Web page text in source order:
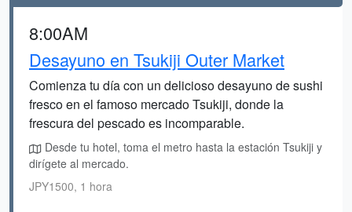
8:00AM
Desayuno en Tsukiji Outer Market
Comienza tu día con un delicioso desayuno de sushi
fresco en el famoso mercado Tsukiji, donde la
frescura del pescado es incomparable.
Desde tu hotel, toma el metro hasta la estación Tsukiji y
dirígete al mercado.
JPY1500, 1 hora